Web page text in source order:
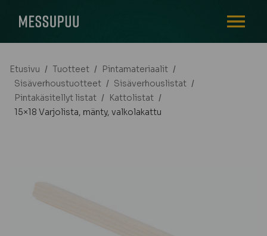
Etusivu / Tuotteet / Pintamateriaalit /
Sisäverhoustuotteet / Sisäverhouslistat /
Pintakäsitellyt listat / Kattolistat /
15×18 Varjolista, mänty, valkolakattu